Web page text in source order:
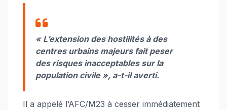
« L’extension des hostilités à des
centres urbains majeurs fait peser
des risques inacceptables sur la
population civile », a-t-il averti.
Il a appelé l’AFC/M23 à cesser immédiatement